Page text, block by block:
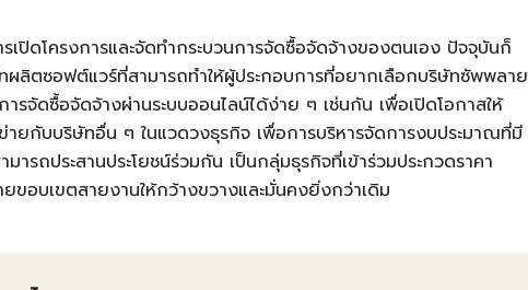
เปิดโครงการและจัดทำกระบวนการจัดซื้อจัดจ้างของตนเอง ปัจจุบันก็
ลิตซอฟต์แวร์ที่สามารถทำให้ผู้ประกอบการที่อยากเลือกบริษัทซัพพลาย
ารจัดซื้อจัดจ้างผ่านระบบออนไลน์ได้ง่าย ๆ เช่นกัน เพื่อเปิดโอกาสให้
ายกับบริษัทอื่น ๆ ในแวดวงธุรกิจ เพื่อการบริหารจัดการงบประมาณที่มี
ถประสานประโยชน์ร่วมกัน เป็นกลุ่มธุรกิจที่เข้าร่วมประกวดราคา
ขอบเขตสายงานให้กว้างขวางและมั่นคงยิ่งกว่าเดิม